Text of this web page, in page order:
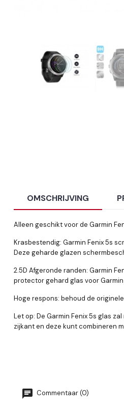
OMSCHRIJVING
Alleen geschikt voor de Garmin
Krasbestendig: Garmin Fenix 5s
Deze geharde glazen
2.5D Afgeronde randen: Garmin
protector gehard glas voor
Hoge respons: behoud de
Let op: De Garmin Fenix 5s glas
zijkant en deze kunt combineren
Commentaar (0)